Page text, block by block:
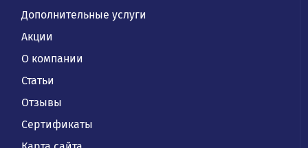
Дополнительные услуги
Акции
О компании
Статьи
Отзывы
Сертификаты